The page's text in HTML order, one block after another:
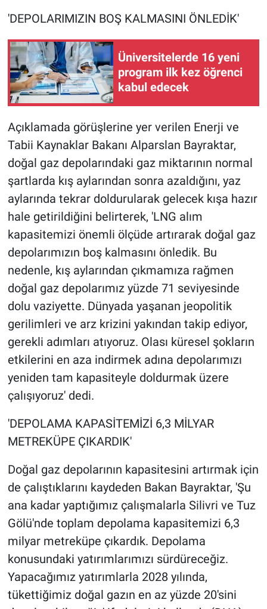
'DEPOLARIMIZIN BOŞ KALMASINI ÖNLEDİK'
Üniversitelerde 16 yeni
program ilk kez öğrenci
kabul edecek
Açıklamada görüşlerine yer verilen Enerji ve
Tabii Kaynaklar Bakanı Alparslan Bayraktar,
doğal gaz depolarındaki gaz miktarının normal
şartlarda kış aylarından sonra azaldığını, yaz
aylarında tekrar doldurularak gelecek kışa hazır
hale getirildiğini belirterek, 'LNG alım
kapasitemizi önemli ölçüde artırarak doğal gaz
depolarımızın boş kalmasını önledik. Bu
nedenle, kış aylarından çıkmamıza rağmen
doğal gaz depolarımız yüzde 71 seviyesinde
dolu vaziyette. Dünyada yaşanan jeopolitik
gerilimleri ve arz krizini yakından takip ediyor,
gerekli adımları atıyoruz. Olası küresel şokların
etkilerini en aza indirmek adına depolarımızı
yeniden tam kapasiteyle doldurmak üzere
çalışıyoruz' dedi.
'DEPOLAMA KAPASİTEMİZİ 6,3 MİLYAR
METREKÜPE ÇIKARDIK'
Doğal gaz depolarının kapasitesini artırmak için
de çalıştıklarını kaydeden Bakan Bayraktar, 'Şu
ana kadar yaptığımız çalışmalarla Silivri ve Tuz
Gölü'nde toplam depolama kapasitemizi 6,3
milyar metreküpe çıkardık. Depolama
konusundaki yatırımlarımızı sürdüreceğiz.
Yapacağımız yatırımlarla 2028 yılında,
tükettiğimiz doğal gazın en az yüzde 20'sini